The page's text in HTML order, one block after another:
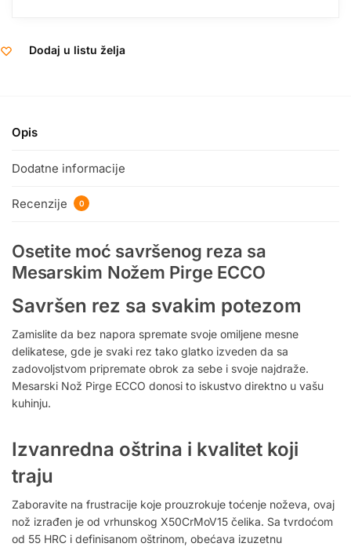
Dodaj u listu želja
Opis
Dodatne informacije
Recenzije 0
Osetite moć savršenog reza sa
Mesarskim Nožem Pirge ECCO
Savršen rez sa svakim potezom
Zamislite da bez napora spremate svoje omiljene mesne
delikatese, gde je svaki rez tako glatko izveden da sa
zadovoljstvom pripremate obrok za sebe i svoje najdraže.
Mesarski Nož Pirge ECCO donosi to iskustvo direktno u vašu
kuhinju.
Izvanredna oštrina i kvalitet koji
traju
Zaboravite na frustracije koje prouzrokuje toćenje noževa, ovaj
nož izrađen je od vrhunskog X50CrMoV15 čelika. Sa tvrdoćom
od 55 HRC i definisanom oštrinom, obećava izuzetnu